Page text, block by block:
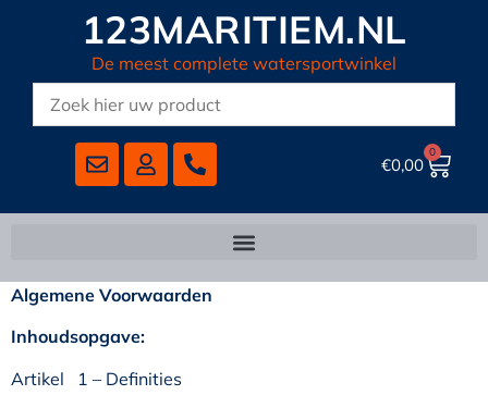
123MARITIEM.NL
De meest complete watersportwinkel
€0,00
0
Algemene Voorwaarden
Inhoudsopgave:
Artikel 1 – Definities